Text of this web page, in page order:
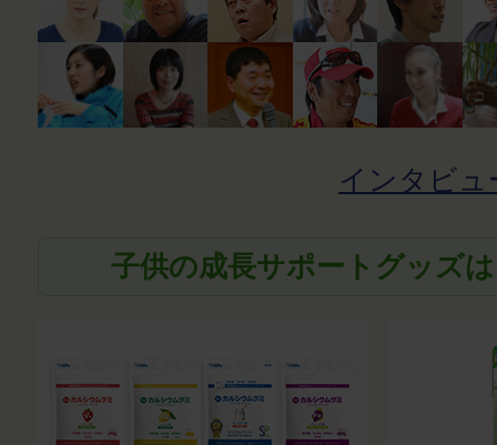
インタビュ
子供の成長サポートグッズ